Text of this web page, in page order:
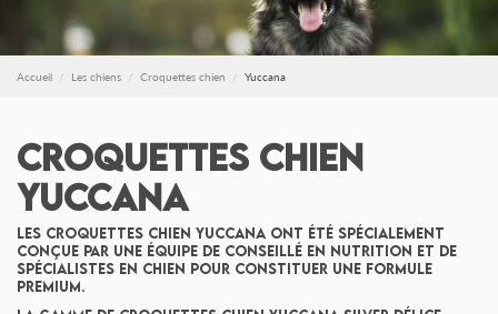
Accueil Les chiens Croquettes chien Yuccana
Croquettes chien
Yuccana
Les croquettes chien Yuccana ont été spécialement
conçue par une équipe de conseillé en nutrition et de
spécialistes en chien pour constituer une formule
Premium.